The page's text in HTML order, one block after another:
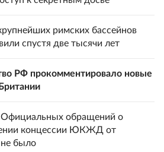
римских бассейнов
спустя две тысячи лет
РФ прокомментировало новые
Официальных обращений о
концессии ЮКЖД от
было